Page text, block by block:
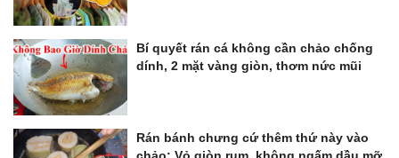
Bí quyết rán cá không cần chảo chống
dính, 2 mặt vàng giòn, thơm nức mũi
Rán bánh chưng cứ thêm thứ này vào
chảo: Vỏ giòn rụm, không ngấm dầu mỡ